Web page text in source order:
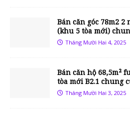
Bán căn góc 78m2 2
(khu 5 tòa mới)
Tháng Mười Hai 4, 2025
Bán căn hộ 68,5m²
tòa mới B2.1 chung
Tháng Mười Hai 3, 2025